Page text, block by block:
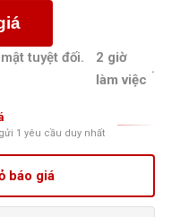
tuyệt đối.
2 giờ
làm việc
.
1 yêu cầu duy nhất
báo giá